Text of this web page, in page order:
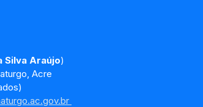
Silva Araújo)
Acre